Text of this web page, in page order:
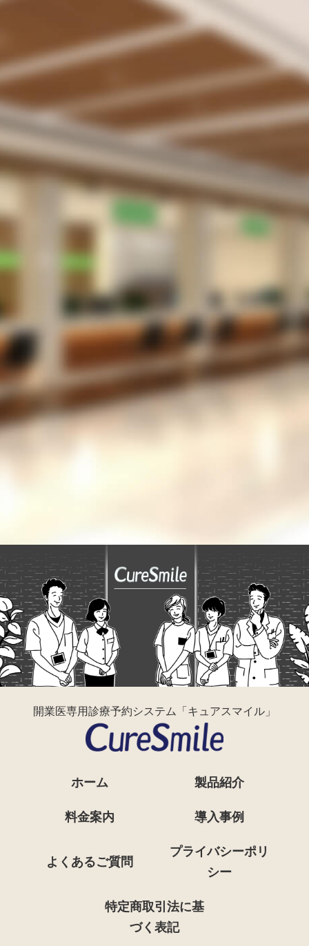
受付業務の無駄・手間をなくしたい。
待合室や駐車場で患者さんを待たせてしまってい
患者さんは、さほど多くないがメリットはあるの
LINEでの運用を考えているが、設定が難しいの
053-489-5256
開業医専用診療予約システム「キュアスマイル」
ホーム 製品紹介
料金案内 導入事例
よくあるご質問
プライバシーポリ
シー
特定商取引法に基
づく表記